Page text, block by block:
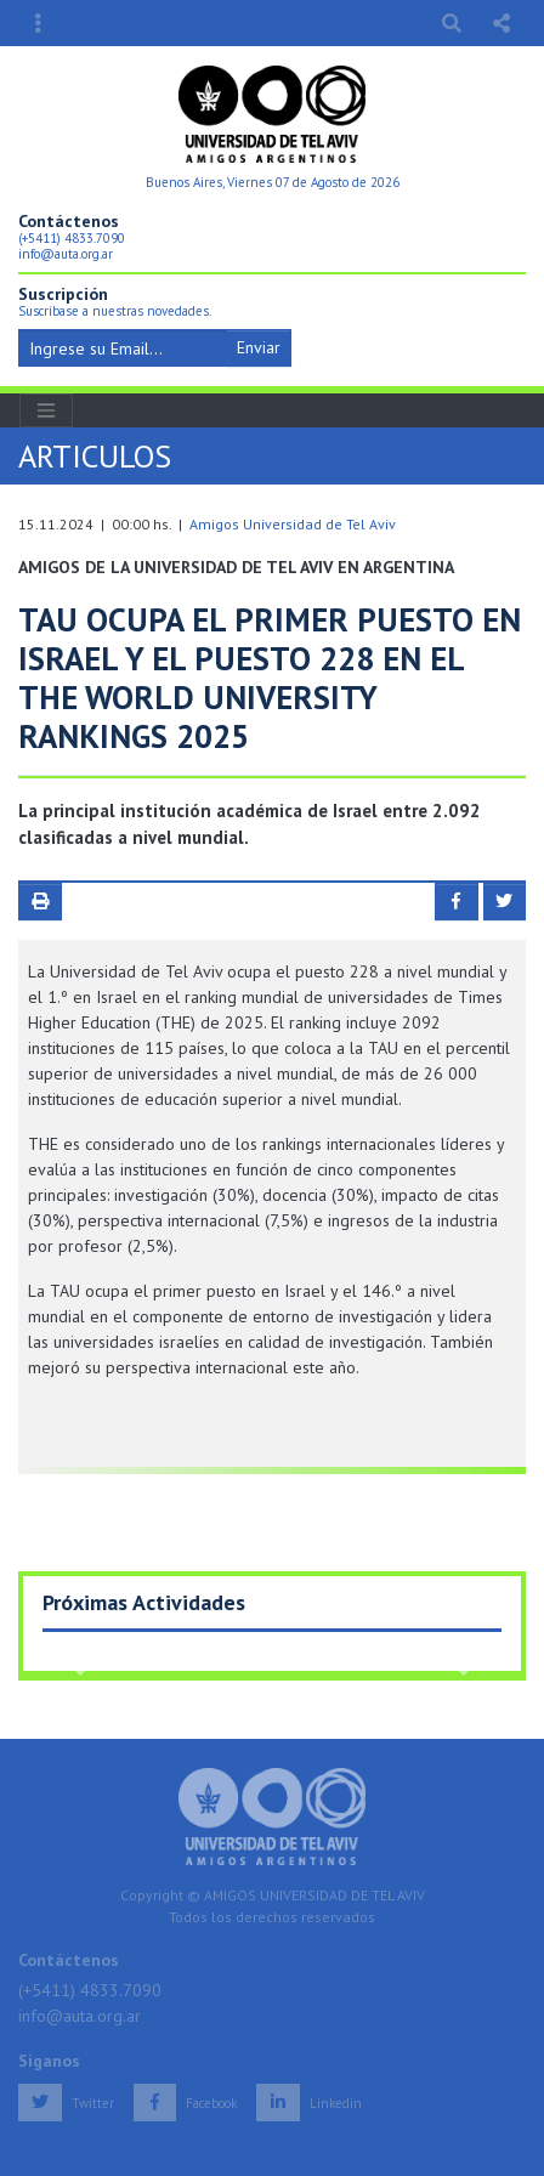
Buenos Aires, Viernes 07 de Agosto de 2026
Contáctenos
(+5411) 4833.7090
info@auta.org.ar
Suscripción
Suscríbase a nuestras novedades.
Enviar
ARTICULOS
15.11.2024 | 00:00 hs. | Amigos Universidad de Tel Aviv
AMIGOS DE LA UNIVERSIDAD DE TEL AVIV EN ARGENTINA
TAU OCUPA EL PRIMER PUESTO EN
ISRAEL Y EL PUESTO 228 EN EL
THE WORLD UNIVERSITY
RANKINGS 2025
La principal institución académica de Israel entre 2.092
clasificadas a nivel mundial.
La Universidad de Tel Aviv ocupa el puesto 228 a nivel mundial y
el 1.º en Israel en el ranking mundial de universidades de Times
Higher Education (THE) de 2025. El ranking incluye 2092
instituciones de 115 países, lo que coloca a la TAU en el percentil
superior de universidades a nivel mundial, de más de 26 000
instituciones de educación superior a nivel mundial.
THE es considerado uno de los rankings internacionales líderes y
evalúa a las instituciones en función de cinco componentes
principales: investigación (30%), docencia (30%), impacto de citas
(30%), perspectiva internacional (7,5%) e ingresos de la industria
por profesor (2,5%).
La TAU ocupa el primer puesto en Israel y el 146.º a nivel
mundial en el componente de entorno de investigación y lidera
las universidades israelíes en calidad de investigación. También
mejoró su perspectiva internacional este año.
Próximas Actividades
Previous Next
Contáctenos
(+5411) 4833.7090
info@auta.org.ar
Copyright © AMIGOS UNIVERSIDAD DE TEL AVIV
Todos los derechos reservados
Síganos
Twitter Facebook Linkedin